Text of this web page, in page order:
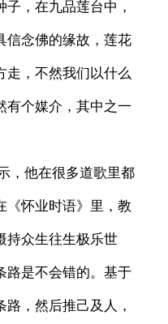
，在九品莲台中，
信念佛的缘故，莲花
走，不然我们以什么
有个媒介，其中之一
，他在很多道歌里都
《怀业时语》里，教
持众生往生极乐世
路是不会错的。基于
，然后推己及人，